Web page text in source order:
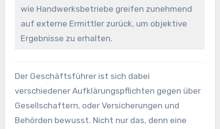
wie Handwerksbetriebe greifen zunehmend
auf externe Ermittler zurück, um objektive
Ergebnisse zu erhalten.
Der Geschäftsführer ist sich dabei
verschiedener Aufklärungspflichten gegen über
Gesellschaftern, oder Versicherungen und
Behörden bewusst. Nicht nur das, denn eine